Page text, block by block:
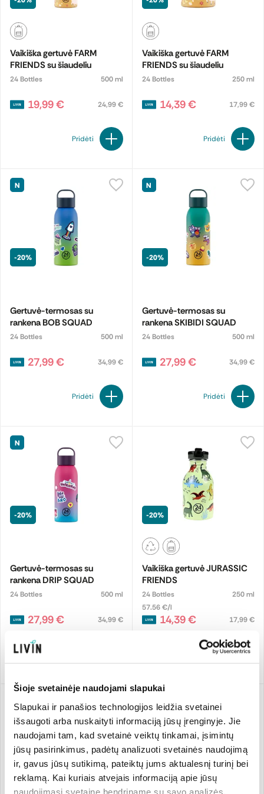
Šioje svetainėje naudojami slapukai
Slapukai ir panašios technologijos leidžia svetainei
išsaugoti arba nuskaityti informaciją jūsų įrenginyje. Jie
naudojami tam, kad svetainė veiktų tinkamai, įsimintų
jūsų pasirinkimus, padėtų analizuoti svetainės naudojimą
ir, gavus jūsų sutikimą, pateiktų jums aktualesnį turinį bei
reklamą. Kai kuriais atvejais informaciją apie jūsų
naudojimąsi svetaine bendriname su savo analizės,
Vaikiška gertuvė FARM
FRIENDS su šiaudeliu
24 Bottles 500 ml
19,99 € 24,99 €
Pridėti
Vaikiška gertuvė FARM
FRIENDS su šiaudeliu
24 Bottles 250 ml
14,39 € 17,99 €
Pridėti
N
-20%
Gertuvė-termosas su
rankena BOB SQUAD
24 Bottles 500 ml
27,99 € 34,99 €
Pridėti
N
-20%
Gertuvė-termosas su
rankena SKIBIDI SQUAD
24 Bottles 500 ml
27,99 € 34,99 €
Pridėti
N
-20%
Gertuvė-termosas su
rankena DRIP SQUAD
24 Bottles 500 ml
27,99 € 34,99 €
-20%
Vaikiška gertuvė JURASSIC
FRIENDS
24 Bottles
250 ml
57.56 €/l
14,39 € 17,99 €
Pridėti
-20%